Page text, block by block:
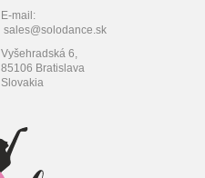
E-mail:
sales@solodance.sk
Vyšehradská 6,
85106 Bratislava
Slovakia